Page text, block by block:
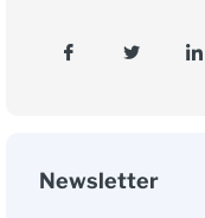
Newsletter